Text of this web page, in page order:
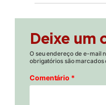
Deixe um
O seu endereço de e-mail
obrigatórios são marcados
Comentário *